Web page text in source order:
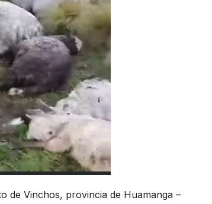
de Vinchos, provincia de Huamanga –